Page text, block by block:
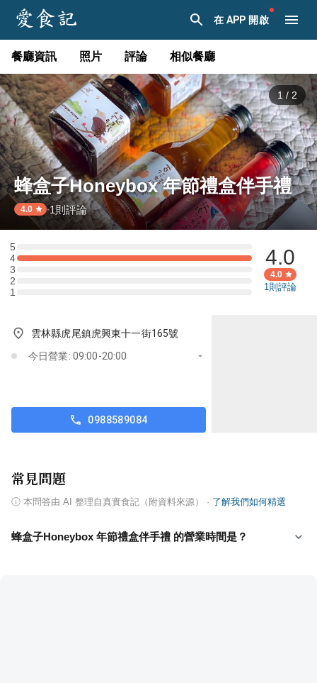
在 APP 開啟
餐廳資訊 照片 評論 相似餐廳
1 / 2
蜂盒子Honeybox 年節禮盒伴手禮
4.0 ·1則評論
5
5 星：0 則評論
4
4 星：1 則評論
3
3 星：0 則評論
2
2 星：0 則評論
11 星：0 則評論
4.0
4.0
1則評論
雲林縣虎尾鎮虎興東十一街165號
今日營業: 09:00-20:00
0988589084
常見問題
ⓘ 本問答由 AI 整理自真實食記（附資料來源） · 了解我們如何精選
蜂盒子Honeybox 年節禮盒伴手禮 的營業時間是？